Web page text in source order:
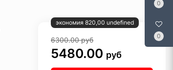
0
0
экономия 820,00 undefined
6300.00руб
5480.00 руб